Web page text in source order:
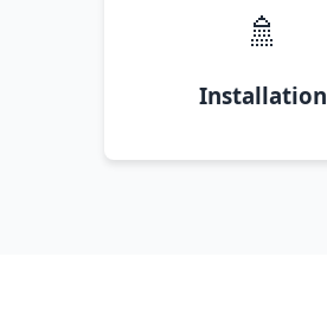
🚿
Installation